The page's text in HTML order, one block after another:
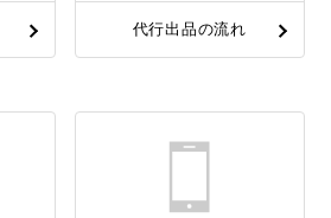
代行出品の流れ